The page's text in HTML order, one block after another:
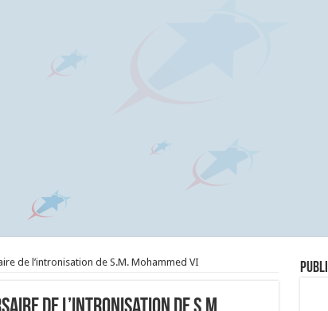
de l’intronisation de S.M. Mohammed VI